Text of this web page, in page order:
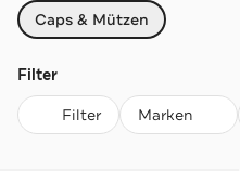
Caps & Mützen
Filter
Filter Marken